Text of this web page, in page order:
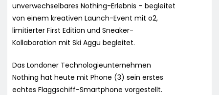
unverwechselbares Nothing-Erlebnis – begleitet
von einem kreativen Launch-Event mit o2,
limitierter First Edition und Sneaker-
Kollaboration mit Ski Aggu begleitet.
Das Londoner Technologieunternehmen
Nothing hat heute mit Phone (3) sein erstes
echtes Flaggschiff-Smartphone vorgestellt.